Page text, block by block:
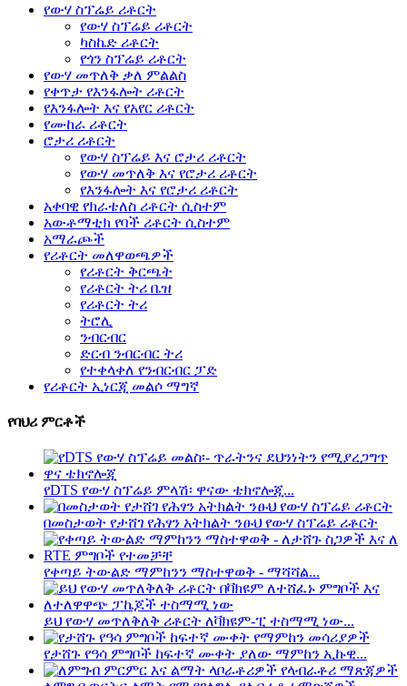
የውሃ ስፕሬይ ሪቶርት
የውሃ ስፕሬይ ሪቶርት
ካስኬድ ሪቶርት
የጎን ስፕሬይ ሪቶርት
የውሃ መጥለቅ ቃለ ምልልስ
የቀጥታ የእንፋሎት ሪቶርት
የእንፋሎት እና የአየር ሪቶርት
የሙከራ ሪቶርት
ሮታሪ ሪቶርት
የውሃ ስፕሬይ እና ሮታሪ ሪቶርት
የውሃ መጥለቅ እና የሮታሪ ሪቶርት
የእንፋሎት እና የሮታሪ ሪቶርት
አቀባዊ የክራቴለስ ሪቶርት ሲስተም
አውቶማቲክ የባች ሪቶርት ሲስተም
አማራጮች
የሪቶርት መለዋወጫዎች
የሪቶርት ቅርጫት
የሪቶርት ትሪ ቤዝ
የሪቶርት ትሪ
ትሮሊ
ንብርብር
ድርብ ንብርብር ትሪ
የተቀላቀለ የንብርብር ፓድ
የሪቶርት ኢነርጂ መልሶ ማግኛ
የባህሪ ምርቶች
የDTS የውሃ ስፕሬይ ምላሽ፡ ዋናው ቴክኖሎጂ...
በመስታወት የታሸገ የሕፃን አትክልት ንፁህ የውሃ ስፕሬይ ሪቶርት
የቀጣይ ትውልድ ማምከንን ማስተዋወቅ - ማሻሻል...
ይህ የውሃ መጥለቅለቅ ሪቶርት ለቫክዩም-ፒ ተስማሚ ነው...
የታሸጉ የዓሳ ምግቦች ከፍተኛ ሙቀት ያለው ማምከን ኢኩዊ...